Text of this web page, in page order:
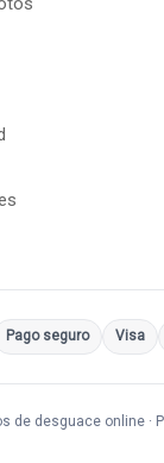
Pago seguro Visa
de desguace online ·